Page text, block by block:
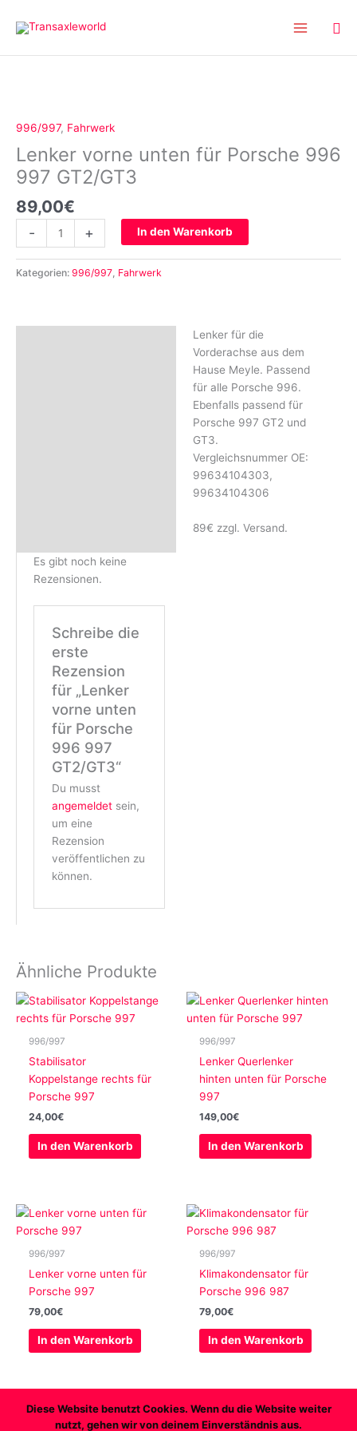
Inhalt
996/997, Fahrwerk
Lenker vorne unten für Porsche 996
997 GT2/GT3
89,00€
-
für
Porsche
996
997
GT2/GT3
Menge
+ In den Warenkorb
Kategorien: 996/997 Fahrwerk
Lenker für die
Vorderachse aus dem
Hause Meyle. Passend
für alle Porsche 996.
Ebenfalls passend für
Porsche 997 GT2 und
GT3.
Vergleichsnummer OE:
99634104303,
99634104306
89€ zzgl. Versand.
Es gibt noch keine
Rezensionen.
Schreibe die
erste
Rezension
für „Lenker
vorne unten
für Porsche
996 997
GT2/GT3“
Du musst
angemeldet sein,
um eine
Rezension
veröffentlichen zu
können.
Ähnliche Produkte
996/997
Stabilisator
Koppelstange rechts für
Porsche 997
24,00€
In den Warenkorb
996/997
Lenker Querlenker
hinten unten für Porsche
997
149,00€
In den Warenkorb
996/997
Lenker vorne unten für
Porsche 997
79,00€
In den Warenkorb
996/997
Klimakondensator für
Porsche 996 987
79,00€
In den Warenkorb
Diese Website benutzt Cookies. Wenn du die Website weiter
nutzt, gehen wir von deinem Einverständnis aus.